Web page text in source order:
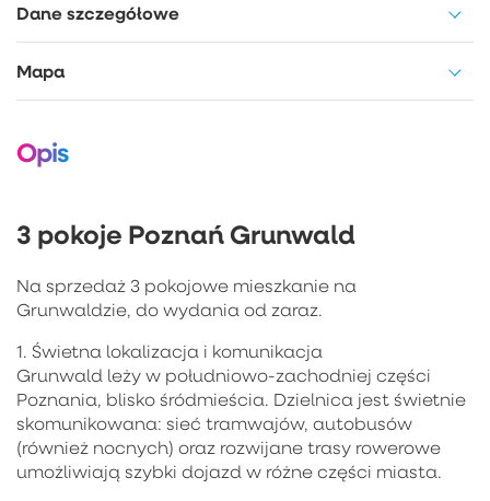
Dane szczegółowe
Mapa
Opis
3 pokoje Poznań Grunwald
Na sprzedaż 3 pokojowe mieszkanie na
Grunwaldzie, do wydania od zaraz.
1. Świetna lokalizacja i komunikacja
Grunwald leży w południowo-zachodniej części
Poznania, blisko śródmieścia. Dzielnica jest świetnie
skomunikowana: sieć tramwajów, autobusów
(również nocnych) oraz rozwijane trasy rowerowe
umożliwiają szybki dojazd w różne części miasta.